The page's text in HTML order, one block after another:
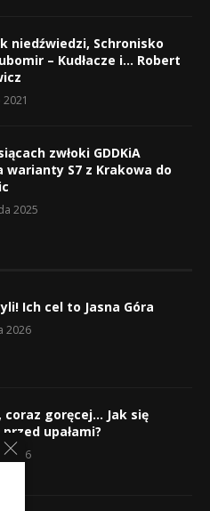
niedźwiedzi, Schronisko
– Kudłacze i… Robert
zwłoki GDDKiA
warianty S7 z Krakowa do
2025
Ich cel to Jasna Góra
2026
coraz goręcej… Jak się
upałami?
2026